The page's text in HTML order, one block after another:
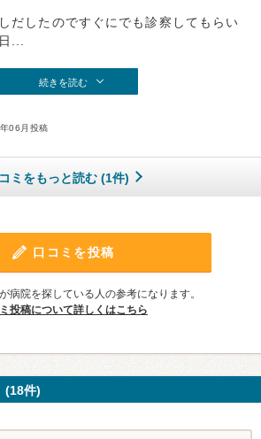
だしたのですぐにでも診察してもらい
...
続きを読む
06月投稿
ミをもっと読む (1件)
口コミを投稿
病院を探している人の参考になります。
投稿について詳しくはこちら
(18件)